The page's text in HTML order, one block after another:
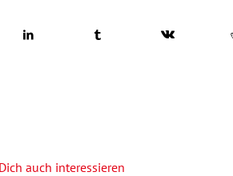
auch interessieren